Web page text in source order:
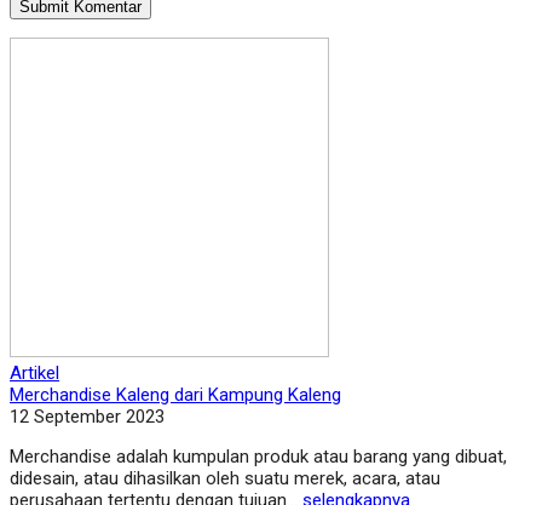
Artikel
Merchandise Kaleng dari Kampung Kaleng
12 September 2023
Merchandise adalah kumpulan produk atau barang yang dibuat,
didesain, atau dihasilkan oleh suatu merek, acara, atau
perusahaan tertentu dengan tujuan... selengkapnya